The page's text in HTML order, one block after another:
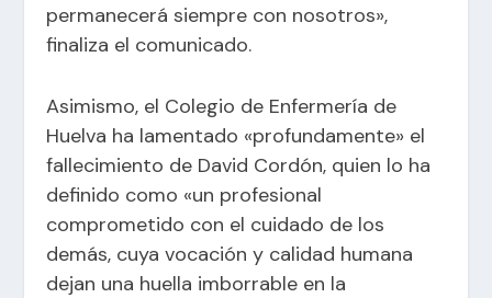
permanecerá siempre con nosotros»,
finaliza el comunicado.
Asimismo, el Colegio de Enfermería de
Huelva ha lamentado «profundamente» el
fallecimiento de David Cordón, quien lo ha
definido como «un profesional
comprometido con el cuidado de los
demás, cuya vocación y calidad humana
dejan una huella imborrable en la